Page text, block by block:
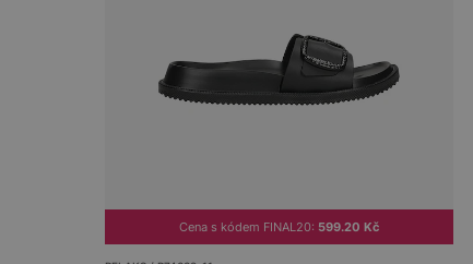
Cena s kódem FINAL20: 599.20 Kč